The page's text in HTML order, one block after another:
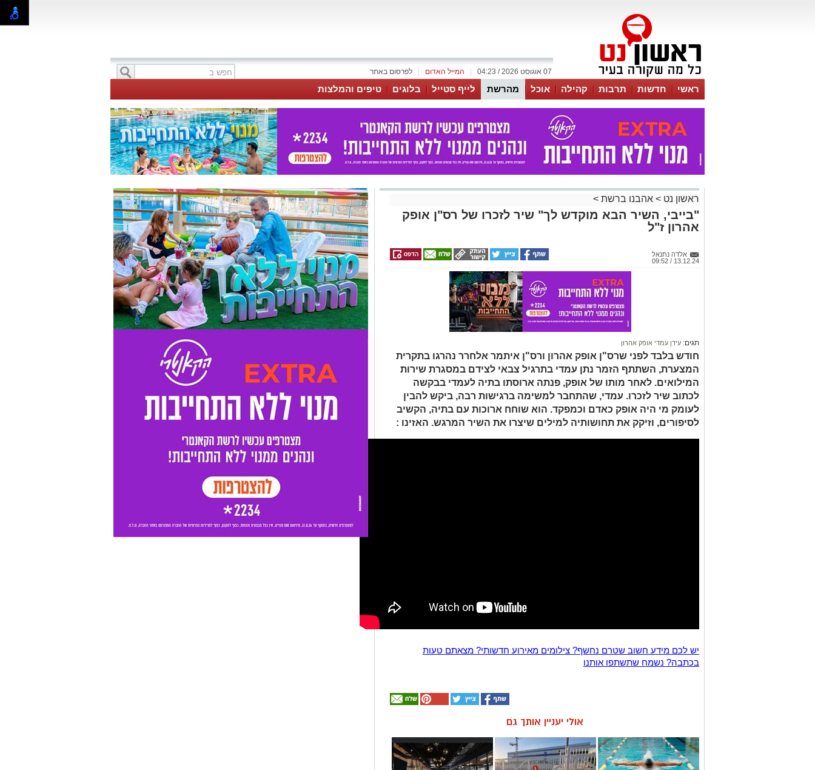
לפרסום באתר המייל האדום 07 אוגוסט 2026 / 04:23
ראשי חדשות תרבות קהילה אוכל מהרשת לייף סטייל בלוגים טיפים והמלצות
ראשון נט > אהבנו ברשת >
"בייבי, השיר הבא מוקדש לך" שיר לזכרו של רס"ן אופק
אהרון ז"ל
אלדה נתנאל
13.12.24 / 09:52
תגים: עידן עמדי אופק אהרון
חודש בלבד לפני שרס"ן אופק אהרון ורס"ן איתמר אלחרר נהרגו בתקרית
המצערת, השתתף הזמר נתן עמדי בתרגיל צבאי לצידם במסגרת שירות
המילואים. לאחר מותו של אופק, פנתה ארוסתו בתיה לעמדי בבקשה
לכתוב שיר לזכרו. עמדי, שהתחבר למשימה ברגישות רבה, ביקש להבין
לעומק מי היה אופק כאדם וכמפקד. הוא שוחח ארוכות עם בתיה, הקשיב
לסיפורים, וזיקק את תחושותיה למילים שיצרו את השיר המרגש. האזינו :
יש לכם מידע חשוב שטרם נחשף? צילומים מאירוע חדשותי? מצאתם טעות
בכתבה? נשמח שתשתפו אותנו
אולי יעניין אותך גם